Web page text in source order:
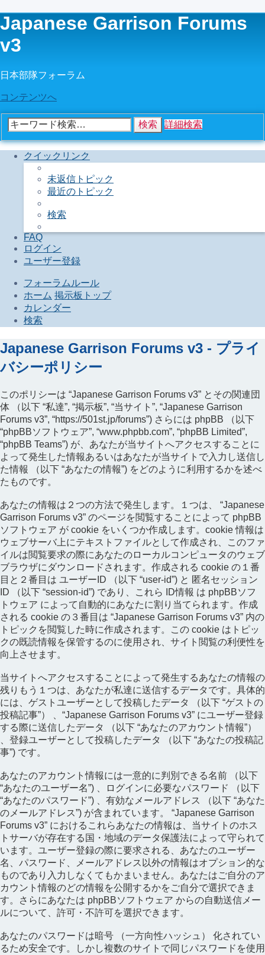
Japanese Garrison Forums
v3
日本部隊フォーラム
コンテンツへ
検索 詳細検索
クイックリンク
未返信トピック
最近のトピック
検索
FAQ
ログイン
ユーザー登録
フォーラムルール
ホーム 掲示板トップ
カレンダー
検索
Japanese Garrison Forums v3 - プライ
バシーポリシー
このポリシーは “Japanese Garrison Forums v3” とその関連団
体 （以下 “私達”, “掲示板”, “当サイト”, “Japanese Garrison
Forums v3”, “https://501st.jp/forums”) さらには phpBB （以下
“phpBBソフトウェア”, “www.phpbb.com”, “phpBB Limited”,
“phpBB Teams”) が、あなたが当サイトへアクセスすることに
よって発生した情報あるいはあなたが当サイトで入力し送信し
た情報 （以下 “あなたの情報”) をどのように利用するかを述べ
たものです。
あなたの情報は２つの方法で発生します。１つは、 “Japanese
Garrison Forums v3” のページを閲覧することによって phpBB
ソフトウェア が cookie をいくつか作成します。cookie 情報は
ウェブサーバ上にテキストファイルとして作成され、このファ
イルは閲覧要求の際にあなたのローカルコンピュータのウェブ
ブラウザにダウンロードされます。作成される cookie の１番
目と２番目は ユーザーID （以下 “user-id”) と 匿名セッション
ID （以下 “session-id”) であり、これら ID情報 は phpBBソフ
トウェア によって自動的にあなたに割り当てられます。作成
される cookie の３番目は “Japanese Garrison Forums v3” 内の
トピックを閲覧した時に作成されます。この cookie はトピッ
クの既読情報を保管するのに使用され、サイト閲覧の利便性を
向上させます。
当サイトへアクセスすることによって発生するあなたの情報の
残りもう１つは、あなたが私達に送信するデータです。具体的
には、ゲストユーザーとして投稿したデータ （以下 “ゲストの
投稿記事”） 、“Japanese Garrison Forums v3” にユーザー登録
する際に送信したデータ （以下 “あなたのアカウント情報”）
、登録ユーザーとして投稿したデータ （以下 “あなたの投稿記
事”) です。
あなたのアカウント情報には一意的に判別できる名前 （以下
“あなたのユーザー名”) 、ログインに必要なパスワード （以下
“あなたのパスワード”) 、有効なメールアドレス （以下 “あなた
のメールアドレス”) が含まれています。 “Japanese Garrison
Forums v3” におけるこれらあなたの情報は、当サイトのホス
トサーバが存在する国・地域のデータ保護法によって守られて
います。ユーザー登録の際に要求される、あなたのユーザー
名、パスワード、メールアドレス以外の情報はオプション的な
ものであり入力しなくてもかまいません。あなたはご自分のア
カウント情報のどの情報を公開するかをご自分で選択できま
す。さらにあなたは phpBBソフトウェア からの自動送信メー
ルについて、許可・不許可を選択できます。
あなたのパスワードは暗号 （一方向性ハッシュ） 化されてい
るため安全です。しかし複数のサイトで同じパスワードを使用